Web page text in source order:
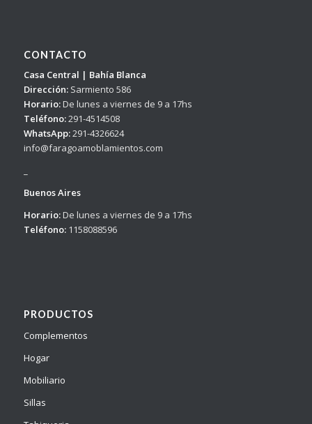
CONTACTO
Casa Central | Bahía Blanca
Dirección:Sarmiento 586
Horario:De lunes a viernes de 9 a 17hs
Teléfono:291-4514508
WhatsApp:291-4326624
info@faragoamoblamientos.com
Buenos Aires
Horario:De lunes a viernes de 9 a 17hs
Teléfono:1158088596
PRODUCTOS
Complementos
Hogar
Mobiliario
Sillas